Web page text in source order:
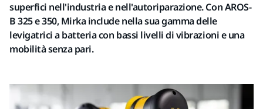
superfici nell'industria e nell'autoriparazione. Con AROS-
B 325 e 350, Mirka include nella sua gamma delle
levigatrici a batteria con bassi livelli di vibrazioni e una
mobilità senza pari.